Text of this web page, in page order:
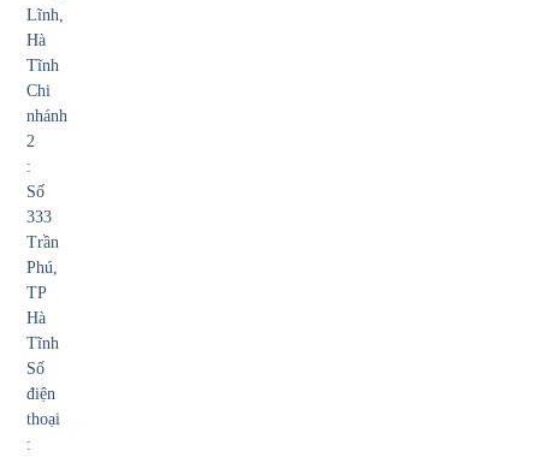
Lĩnh,
Hà
Tĩnh
Chi
nhánh
2
:
Số
333
Trần
Phú,
TP
Hà
Tĩnh
Số
điện
thoại
: